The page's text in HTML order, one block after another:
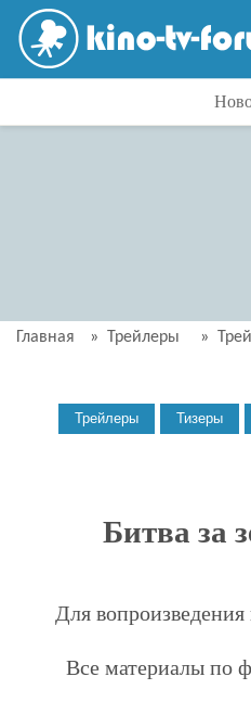
Главная » Трейлеры »
Битва за
Для
Все материалы по